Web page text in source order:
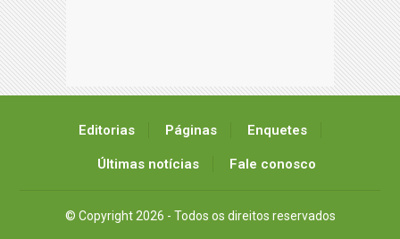
Editorias Páginas Enquetes
Últimas notícias Fale conosco
© Copyright 2026 - Todos os direitos reservados